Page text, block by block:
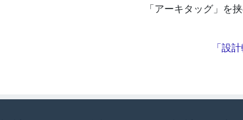
「アーキタッグ」を
「設